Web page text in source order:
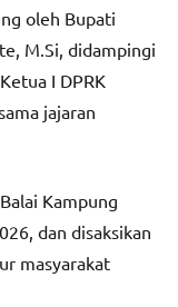
oleh Bupati
M.Si, didampingi
I DPRK
jajaran
Kampung
dan disaksikan
masyarakat